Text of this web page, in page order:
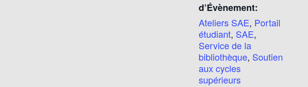
d’Évènement:
Ateliers SAE, Portail
étudiant, SAE,
Service de la
bibliothèque, Soutien
aux cycles
supérieurs